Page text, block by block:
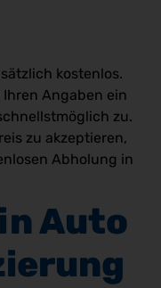
kostenlos.
Angaben ein
zu.
zu akzeptieren,
Abholung in
Auto